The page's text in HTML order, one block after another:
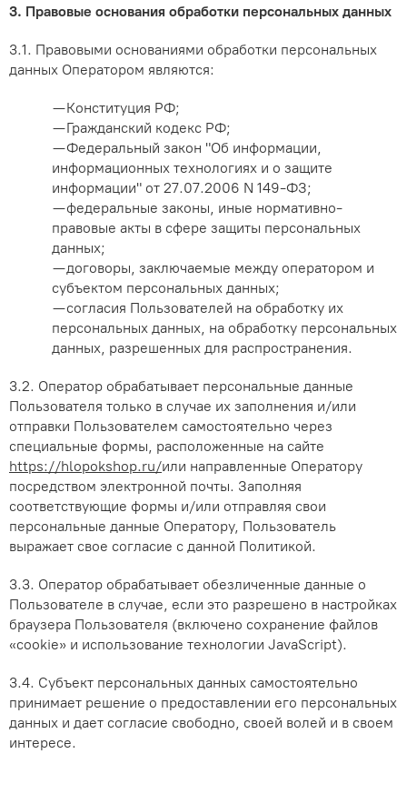
3. Правовые основания обработки персональных данных
3.1. Правовыми основаниями обработки персональных
данных Оператором являются:
— Конституция РФ;
— Гражданский кодекс РФ;
— Федеральный закон "Об информации,
информационных технологиях и о защите
информации" от 27.07.2006 N 149-ФЗ;
— федеральные законы, иные нормативно-
правовые акты в сфере защиты персональных
данных;
— договоры, заключаемые между оператором и
субъектом персональных данных;
— согласия Пользователей на обработку их
персональных данных, на обработку персональных
данных, разрешенных для распространения.
3.2. Оператор обрабатывает персональные данные
Пользователя только в случае их заполнения и/или
отправки Пользователем самостоятельно через
специальные формы, расположенные на сайте
https://hlopokshop.ru/или направленные Оператору
посредством электронной почты. Заполняя
соответствующие формы и/или отправляя свои
персональные данные Оператору, Пользователь
выражает свое согласие с данной Политикой.
3.3. Оператор обрабатывает обезличенные данные о
Пользователе в случае, если это разрешено в настройках
браузера Пользователя (включено сохранение файлов
«cookie» и использование технологии JavaScript).
3.4. Субъект персональных данных самостоятельно
принимает решение о предоставлении его персональных
данных и дает согласие свободно, своей волей и в своем
интересе.